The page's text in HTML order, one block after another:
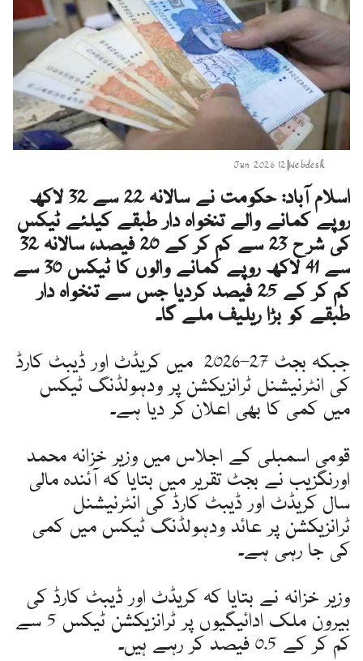
Webdesk
|
12 Jun 2026
اسلام آباد: حکومت نے سالانہ 22 سے 32 لاکھ
روپے کمانے والے تنخواہ دار طبقے کیلئے ٹیکس
کی شرح 23 سے کم کر کے 20 فیصد، سالانہ 32
سے 41 لاکھ روپے کمانے والوں کا ٹیکس 30 سے
کم کر کے 25 فیصد کردیا جس سے تنخواہ دار
طبقے کو بڑا ریلیف ملے گا۔
جبکہ بجٹ 27-2026 میں کریڈٹ اور ڈیبٹ کارڈ
کی انٹرنیشنل ٹرانزیکشن پر ودہولڈنگ ٹیکس
میں کمی کا بھی اعلان کر دیا ہے۔
قومی اسمبلی کے اجلاس میں وزیر خزانہ محمد
اورنگزیب نے بجٹ تقریر میں بتایا کہ آئندہ مالی
سال کریڈٹ اور ڈیبٹ کارڈ کی انٹرنیشنل
ٹرانزیکشن پر عائد ودہولڈنگ ٹیکس میں کمی
کی جا رہی ہے۔
وزیر خزانہ نے بتایا کہ کریڈٹ اور ڈیبٹ کارڈ کی
بیرون ملک ادائیگیوں پر ٹرانزیکشن ٹیکس 5 سے
کم کر کے 0.5 فیصد کر رہے ہیں۔